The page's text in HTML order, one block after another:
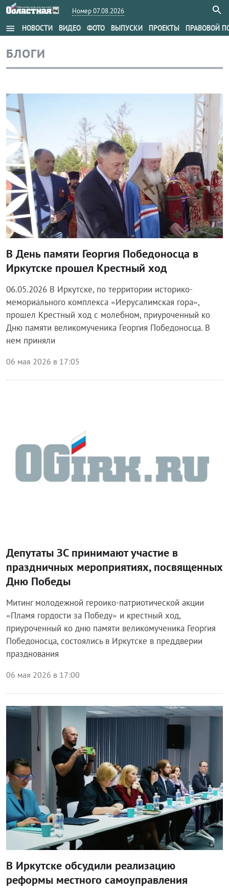
Номер 07.08.2026
menu НОВОСТИ ВИДЕО ФОТО ВЫПУСКИ ПРОЕКТЫ ПРАВОВОЙ
БЛОГИ
Блог правительства
В День памяти Георгия Победоносца в
Иркутске прошел Крестный ход
06.05.2026 В Иркутске, по территории историко-
мемориального комплекса «Иерусалимская гора»,
прошел Крестный ход с молебном, приуроченный ко
Дню памяти великомученика Георгия Победоносца. В
нем приняли
06 мая 2026 в 17:05
Депутаты ЗС принимают участие в
праздничных мероприятиях, посвященных
Дню Победы
Митинг молодежной героико-патриотической акции
«Пламя гордости за Победу» и крестный ход,
приуроченный ко дню памяти великомученика Георгия
Победоносца, состоялись в Иркутске в преддверии
празднования
06 мая 2026 в 17:00
Блог правительства
В Иркутске обсудили реализацию
реформы местного самоуправления